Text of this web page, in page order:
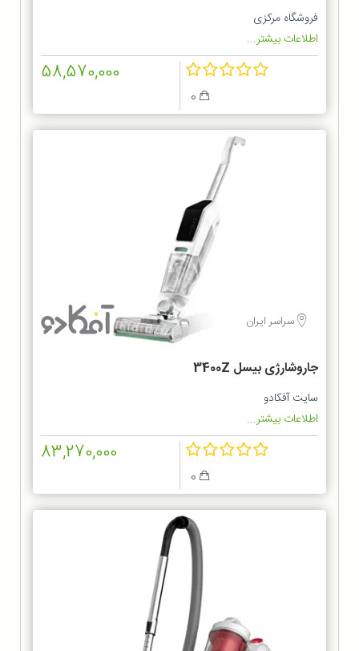
فروشگاه مرکزی
اطلاعات بیشتر...
58,570,000
سراسر ایران
جاروشارژی بیسل 3400Z
سایت آفکادو
اطلاعات بیشتر...
83,270,000